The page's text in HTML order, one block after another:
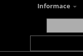
Informace